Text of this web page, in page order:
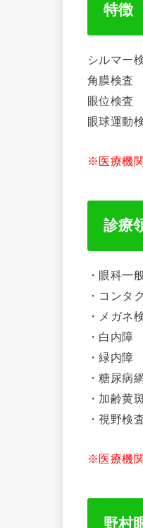
特徴
シルマー
角膜検査
眼位検査
眼球運動
※医療機
診療
・眼科一
・コンタ
・メガネ
・白内障
・緑内障
・糖尿病
・加齢黄
・視野検
※医療機
野村